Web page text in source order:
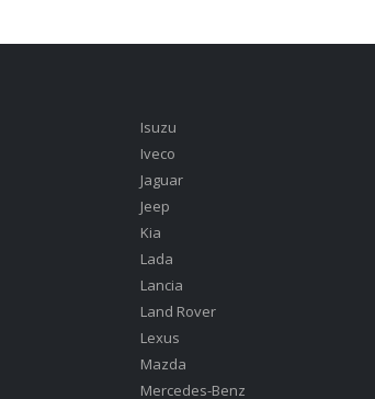
Isuzu
Iveco
Jaguar
Jeep
Kia
Lada
Lancia
Land Rover
Lexus
Mazda
Mercedes-Benz